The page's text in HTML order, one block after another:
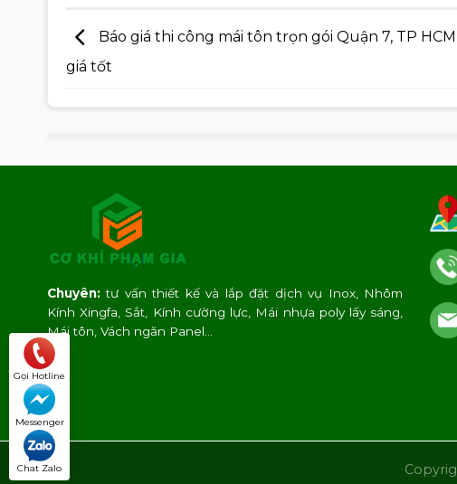
Báo giá thi công mái tôn trọn gói Quận 7, TP HCM
giá tốt
Chuyên:tư vấn thiết kế và lắp đặt dịch vụ Inox, Nhôm
Kính Xingfa, Sắt, Kính cường lực, Mái nhựa poly lấy sáng,
Mái tôn, Vách ngăn Panel…
Gọi Hotline
Messenger
Chat Zalo